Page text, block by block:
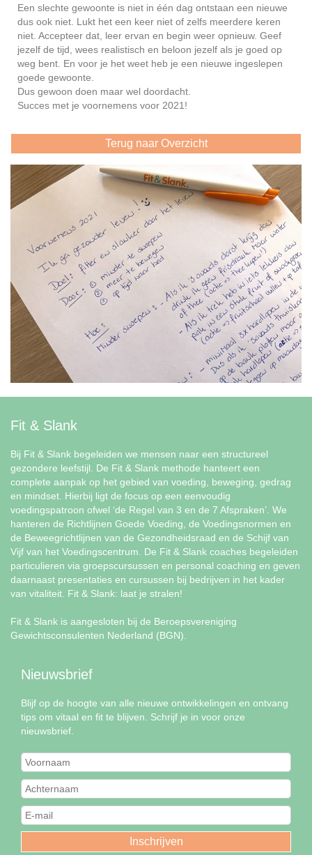
Een slechte gewoonte is niet in één dag ontstaan een nieuwe
dus ook niet. Lukt het een keer niet of zelfs meerdere keren
niet. Accepteer dat, leer ervan en begin weer opnieuw. Geef
jezelf de tijd, wees realistisch en beloon jezelf als je goed op
weg bent. En voor je het weet heb je een nieuwe ingeslepen
goede gewoonte.
Dus gewoon doen maar wel doordacht.
Succes met je voornemens voor 2021!
Terug naar Overzicht
Fit & Slank
Bij Fit & Slank begeleiden we mensen naar een structureel
gezondere leefstijl. De Fit & Slank methode hanteert een
complete aanpak op het gebied van voeding, beweging, gedrag
en mindset. Hierbij ligt de focus op een eenvoudig
voedingspatroon ofwel ‘de Regel van 3 en de 7 Afspraken’. We
hanteren de Richtlijnen Goede Voeding, de Voedingsnormen en
de Beweegrichtlijnen van de Gezondheidsraad en de Schijf van
Vijf van het Voedingscentrum. De Fit & Slank coaches begeleiden
particulieren via groepscursussen en personal coaching en geven
daarnaast presentaties en cursussen bij bedrijven in het kader
van vitaliteit. Fit & Slank: laat je stralen!
Fit & Slank is aangesloten bij de Beroepsvereniging
Gewichtsconsulenten Nederland (BGN).
Nieuwsbrief
Blijf op de hoogte van alle nieuwe ontwikkelingen en ontvang
tips om vitaal en fit te blijven. Schrijf je in voor onze
nieuwsbrief.